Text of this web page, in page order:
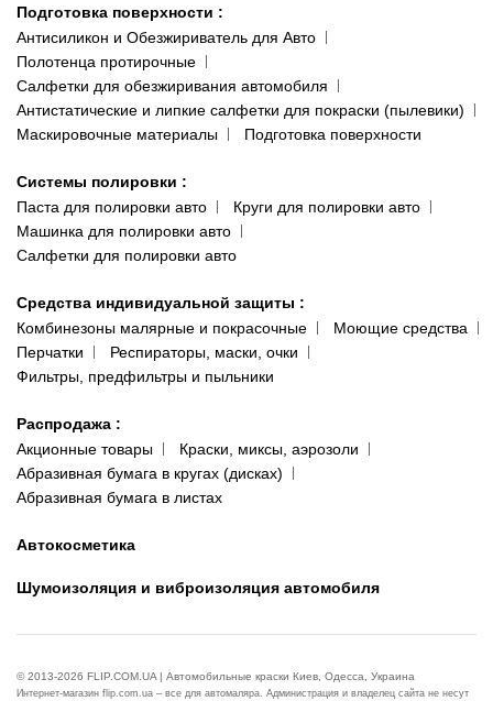
Подготовка поверхности :
Антисиликон и Обезжириватель для Авто
Полотенца протирочные
Салфетки для обезжиривания автомобиля
Антистатические и липкие салфетки для покраски (пылевики)
Маскировочные материалы
Подготовка поверхности
Системы полировки :
Паста для полировки авто
Круги для полировки авто
Машинка для полировки авто
Салфетки для полировки авто
Средства индивидуальной защиты :
Комбинезоны малярные и покрасочные
Моющие средства
Перчатки
Респираторы, маски, очки
Фильтры, предфильтры и пыльники
Распродажа :
Акционные товары
Краски, миксы, аэрозоли
Абразивная бумага в кругах (дисках)
Абразивная бумага в листах
Автокосметика
Шумоизоляция и виброизоляция автомобиля
© 2013-2026 FLIP.COM.UA | Автомобильные краски Киев, Одесса, Украина
Интернет-магазин flip.com.ua – все для автомаляра. Администрация и владелец сайта не несут